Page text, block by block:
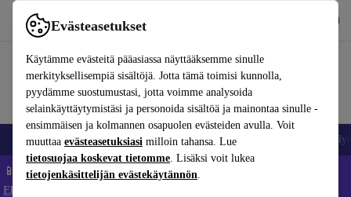
Evästeasetukset
Käytämme evästeitä pääasiassa näyttääksemme sinulle
merkityksellisempiä sisältöjä. Jotta tämä toimisi kunnolla,
pyydämme suostumustasi, jotta voimme analysoida
selainkäyttäytymistäsi ja personoida sisältöä ja mainontaa sinulle -
ensimmäisen ja kolmannen osapuolen evästeiden avulla. Voit
muuttaa evästeasetuksiasi milloin tahansa. Lue
tietosuojaa koskevat tietomme. Lisäksi voit lukea
tietojenkäsittelijän evästekäytännön.
Käytä refurbed-palvelua nopeasti ja helposti
Matkapuhelimet ja älypuhelimet Kannettavat tietokoneet
📱 Säästä 5 % LISÄÄ iPhoneista – Koodi: IPHONEDEAL –
Ehdot ja säännöt